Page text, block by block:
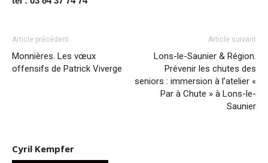
Article précédent
Monnières. Les vœux
offensifs de Patrick Viverge
Article suivant
Lons-le-Saunier & Région.
Prévenir les chutes des
seniors : immersion à l’atelier «
Par à Chute » à Lons-le-
Saunier
Cyril Kempfer